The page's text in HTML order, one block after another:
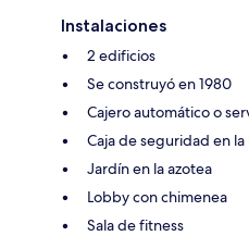
Instalaciones
2 edificios
Se construyó en 1980
Cajero automático o
Caja de seguridad en
Jardín en la azotea
Lobby con chimenea
Sala de fitness